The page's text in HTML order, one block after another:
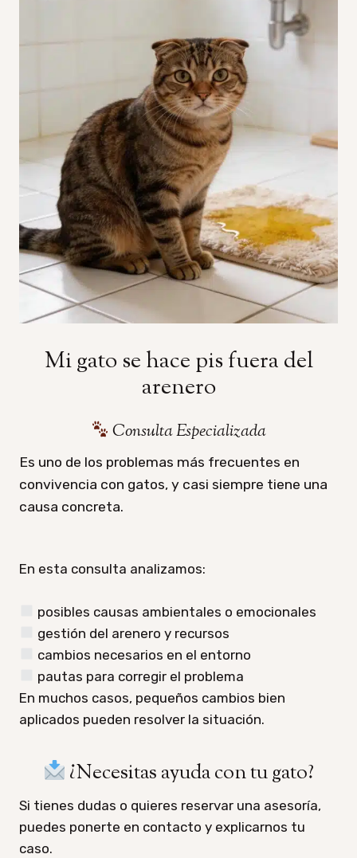
Mi gato se hace pis fuera del
arenero
Consulta Especializada
Es uno de los problemas más frecuentes en
convivencia con gatos, y casi siempre tiene una
causa concreta.
En esta consulta analizamos:
​ posibles causas ambientales o emocionales
​ gestión del arenero y recursos
​ cambios necesarios en el entorno
​ pautas para corregir el problema
En muchos casos, pequeños cambios bien
aplicados pueden resolver la situación.
¿Necesitas ayuda con tu gato?
Si tienes dudas o quieres reservar una asesoría,
puedes ponerte en contacto y explicarnos tu
caso.